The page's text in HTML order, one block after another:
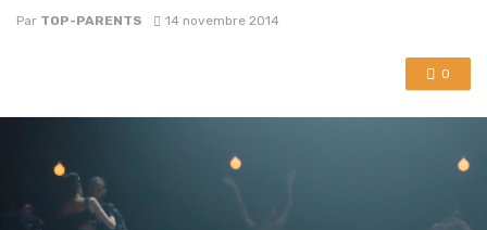
Par TOP-PARENTS 14 novembre 2014
0